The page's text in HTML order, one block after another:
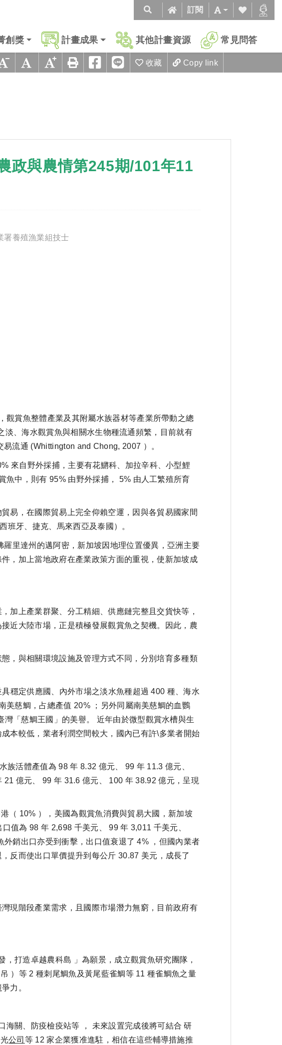
訂閱
創獎 計畫成果 其他計畫資源 常見問答
收藏 Copy link
政與農情第245期/101年11
署養殖漁業組技士
賞魚整體產業及其附屬水族器材等產業所帶動之總
、海水觀賞魚與相關水生物種流通頻繁，目前就有
流通 (Whittington and Chong, 2007 ）。
來自野外採捕，主要有花鱂科、加拉辛科、小型鯉
魚中，則有 95% 由野外採捕， 5% 由人工繁殖所育
，在國際貿易上完全仰賴空運，因與各貿易國家間
班牙、捷克、馬來西亞及泰國）。
里達州的邁阿密，新加坡因地理位置優異，亞洲主要
，加上當地政府在產業政策方面的重視，使新加坡成
上產業群聚、分工精細、供應鏈完整且交貨快等，
近大陸市場，正是積極發展觀賞魚之契機。因此，農
與相關環境設施及管理方式不同，分別培育多種類
定供應國、內外市場之淡水魚種超過 400 種、海水
美慈鯛，占總產值 20% ；另外同屬南美慈鯛的血鸚
「慈鯛王國」的美譽。 近年由於微型觀賞水槽與生
本較低，業者利潤空間較大，國內已有許\多業者開始
活體產值為 98 年 8.32 億元、 99 年 11.3 億元、
億元、 99 年 31.6 億元、 100 年 38.92 億元，呈現
10% ），美國為觀賞魚消費與貿易大國，新加坡
值為 98 年 2,698 千美元、 99 年 3,011 千美元、
銷出口亦受到衝擊，出口值衰退了 4% ，但國內業者
反而使出口單價提升到每公斤 30.87 美元，成長了
階段產業需求，且國際市場潛力無窮，目前政府有
打造卓越農科島 」為願景，成立觀賞魚研究團隊，
）等 2 種刺尾鯛魚及黃尾藍雀鯛等 11 種雀鯛魚之量
力。
關、防疫檢疫站等 ， 未來設置完成後將可結合 研
公司 等 12 家企業獲准進駐，相信在這些輔導措施推